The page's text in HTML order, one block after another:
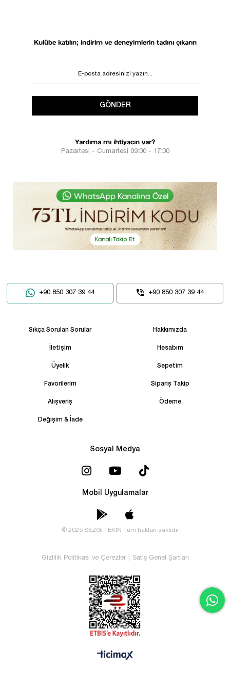
Kulübe katılın; indirim ve deneyimlerin tadını çıkarın
GÖNDER
Yardıma mı ihtiyacın var?
Pazartesi - Cumartesi 09:00 - 17:30
+90 850 307 39 44 +90 850 307 39 44
Sıkça Sorulan Sorular Hakkımızda
İletişim Hesabım
Üyelik Sepetim
Favorilerim Sipariş Takip
Alışveriş Ödeme
Değişim & İade
Sosyal Medya
Mobil Uygulamalar
© 2025 SEZGİ TEKİN Tüm hakları saklıdır
Gizlilik Politikası ve Çerezler Satış Genel Şartları